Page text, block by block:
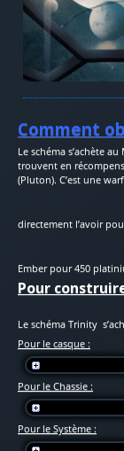
Comment
Le schéma s’achète
trouvent en
(Pluton). C’est une
directement l’avoir
Ember pour 450
Pour
Le schéma Trinity
Pour le casque :
Pour le Chassie :
Pour le Système :